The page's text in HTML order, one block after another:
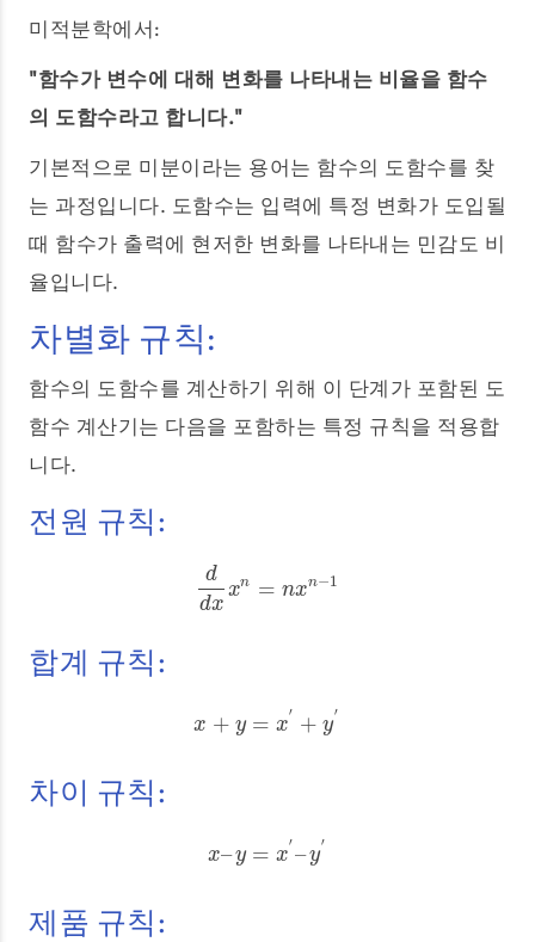
미적분학에서:
"함수가 변수에 대해 변화를 나타내는 비율을 함수
의 도함수라고 합니다."
기본적으로 미분이라는 용어는 함수의 도함수를 찾
는 과정입니다. 도함수는 입력에 특정 변화가 도입될
때 함수가 출력에 현저한 변화를 나타내는 민감도 비
율입니다.
차별화 규칙:
함수의 도함수를 계산하기 위해 이 단계가 포함된 도
함수 계산기는 다음을 포함하는 특정 규칙을 적용합
니다.
전원 규칙:
d
dx
xn = nxn−1
ddxx n= nxn−1
합계 규칙:
x + y = x
′ + y
′
x+ y= x′+ y′
차이 규칙:
x– y = x
′ –y
′
x– y= x′–y′
제품 규칙: